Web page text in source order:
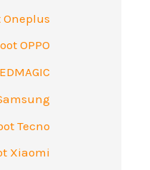
Oneplus
OPPO
Tecno
Xiaomi